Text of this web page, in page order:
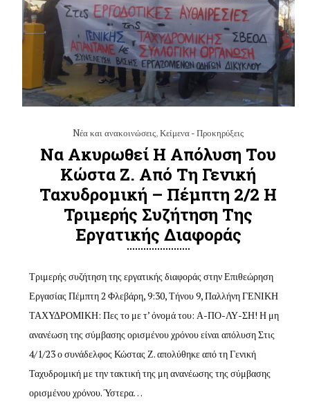
Nέα και ανακοινώσεις,Κείμενα - Προκηρύξεις
Να Ακυρωθεί Η Απόλυση Του
Κώστα Ζ. Από Τη Γενική
Ταχυδρομική – Πέμπτη 2/2 Η
Τριμερής Συζήτηση Της
Εργατικής Διαφοράς
Τριμερής συζήτηση της εργατικής διαφοράς στην Επιθεώρηση
Εργασίας Πέμπτη 2 Φλεβάρη, 9:30, Τήνου 9, Παλλήνη ΓΕΝΙΚΗ
ΤΑΧΥΔΡΟΜΙΚΗ: Πες το με τ’ όνομά του: Α-ΠΟ-ΛΥ-ΣΗ! Η μη
ανανέωση της σύμβασης ορισμένου χρόνου είναι απόλυση Στις
4/1/23 ο συνάδελφος Κώστας Ζ. απολύθηκε από τη Γενική
Ταχυδρομική με την τακτική της μη ανανέωσης της σύμβασης
ορισμένου χρόνου. Ύστερα…